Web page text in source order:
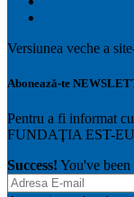
Versiunea veche a
Abonează-te
Pentru a fi informat
FUNDAŢIA EST-
Success! You've